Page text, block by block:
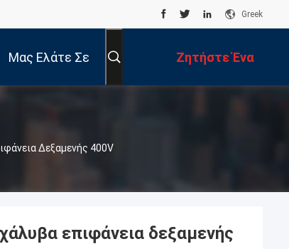
Greek
Μας Ελάτε Σε Ζητήστε Ένα
Απόσπασμα
Δεξαμενής 400V
επιφάνεια δεξαμενής